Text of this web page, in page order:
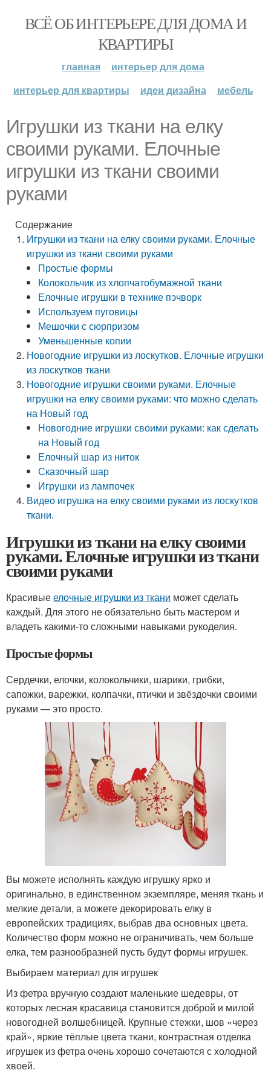
ВСЁ ОБ ИНТЕРЬЕРЕ ДЛЯ ДОМА И
КВАРТИРЫ
главная
интерьер для дома
интерьер для квартиры
идеи дизайна мебель
Игрушки из ткани на елку
своими руками. Елочные
игрушки из ткани своими
руками
Содержание
Игрушки из ткани на елку своими руками. Елочные
игрушки из ткани своими руками
Простые формы
Колокольчик из хлопчатобумажной ткани
Елочные игрушки в технике пэчворк
Используем пуговицы
Мешочки с сюрпризом
Уменьшенные копии
Новогодние игрушки из лоскутков. Елочные игрушки
из лоскутков ткани
Новогодние игрушки своими руками. Елочные
игрушки на елку своими руками: что можно сделать
на Новый год
Новогодние игрушки своими руками: как сделать
на Новый год
Елочный шар из ниток
Сказочный шар
Игрушки из лампочек
Видео игрушка на елку своими руками из лоскутков
ткани.
Игрушки из ткани на елку своими
руками. Елочные игрушки из ткани
своими руками
Красивыеелочные игрушки из ткани может сделать
каждый. Для этого не обязательно быть мастером и
владеть какими-то сложными навыками рукоделия.
Простые формы
Сердечки, елочки, колокольчики, шарики, грибки,
сапожки, варежки, колпачки, птички и звёздочки своими
руками — это просто.
Вы можете исполнять каждую игрушку ярко и
оригинально, в единственном экземпляре, меняя ткань и
мелкие детали, а можете декорировать елку в
европейских традициях, выбрав два основных цвета.
Количество форм можно не ограничивать, чем больше
елка, тем разнообразней пусть будут формы игрушек.
Выбираем материал для игрушек
Из фетра вручную создают маленькие шедевры, от
которых лесная красавица становится доброй и милой
новогодней волшебницей. Крупные стежки, шов «через
край», яркие тёплые цвета ткани, контрастная отделка
игрушек из фетра очень хорошо сочетаются с холодной
хвоей.